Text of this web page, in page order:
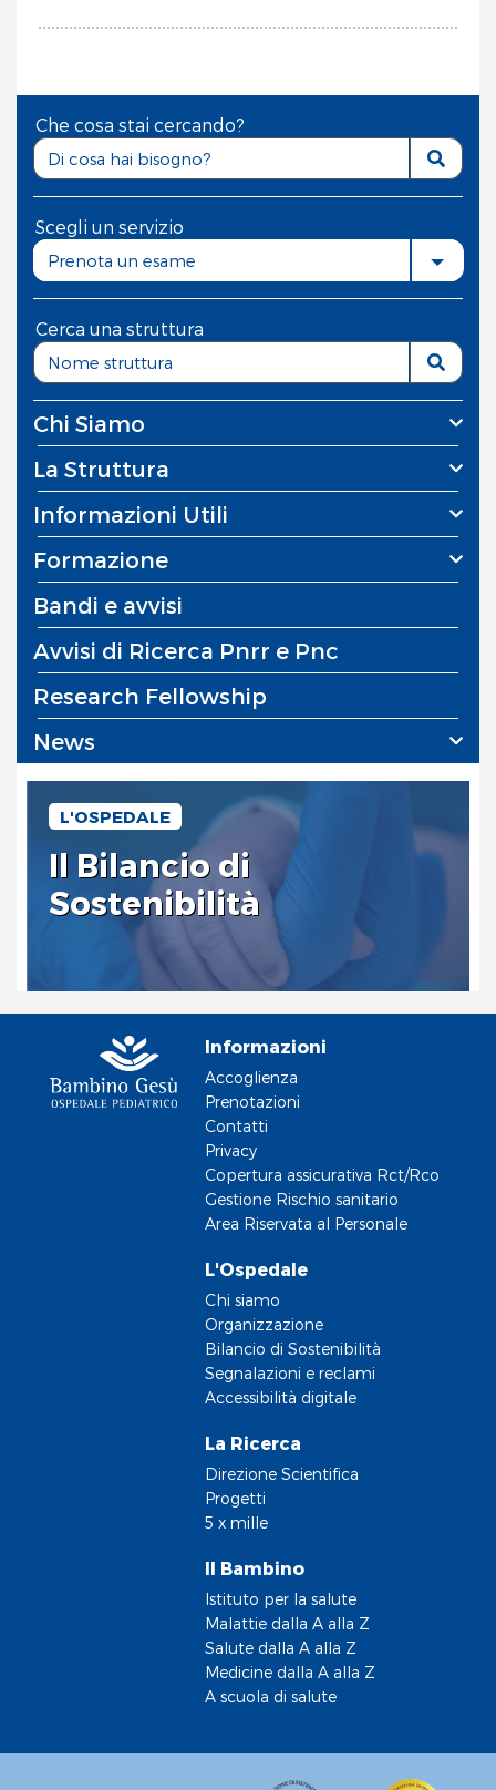
Che cosa stai cercando?
Scegli un servizio
Prenota un esame
Cerca una struttura
Chi Siamo
La Struttura
Informazioni Utili
Formazione
Bandi e avvisi
Avvisi di Ricerca Pnrr e Pnc
Research Fellowship
News
L'OSPEDALE
Il Bilancio di
Sostenibilità
Informazioni
Accoglienza
Prenotazioni
Contatti
Privacy
Copertura assicurativa Rct/Rco
Gestione Rischio sanitario
Area Riservata al Personale
L'Ospedale
Chi siamo
Organizzazione
Bilancio di Sostenibilità
Segnalazioni e reclami
Accessibilità digitale
La Ricerca
Direzione Scientifica
Progetti
5 x mille
Il Bambino
Istituto per la salute
Malattie dalla A alla Z
Salute dalla A alla Z
Medicine dalla A alla Z
A scuola di salute